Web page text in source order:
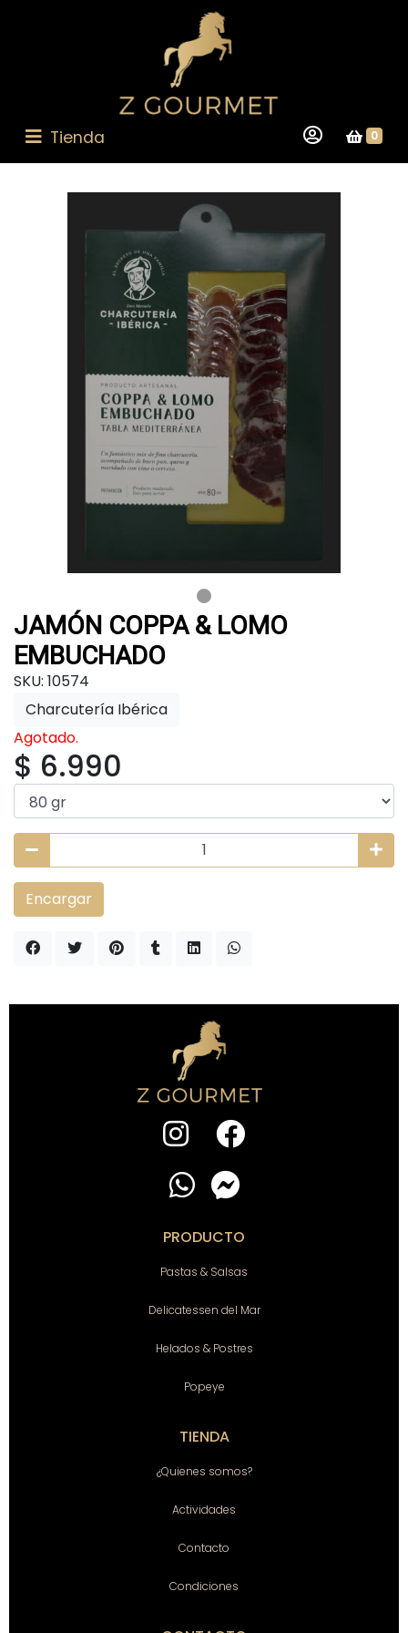
Tienda 0
JAMÓN COPPA & LOMO
EMBUCHADO
SKU: 10574
Charcutería Ibérica
Agotado.
$ 6.990
Encargar
PRODUCTO
Pastas & Salsas
Delicatessen del Mar
Helados & Postres
Popeye
TIENDA
¿Quienes somos?
Actividades
Contacto
Condiciones